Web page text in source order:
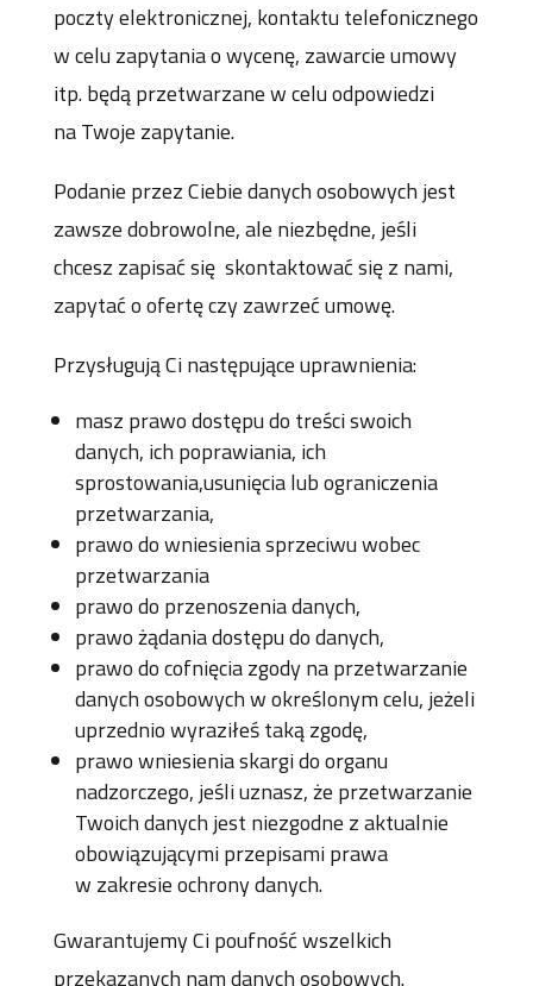
poczty elektronicznej, kontaktu telefonicznego
w celu zapytania o wycenę, zawarcie umowy
itp. będą przetwarzane w celu odpowiedzi
na Twoje zapytanie.
Podanie przez Ciebie danych osobowych jest
zawsze dobrowolne, ale niezbędne, jeśli
chcesz zapisać się skontaktować się z nami,
zapytać o ofertę czy zawrzeć umowę.
Przysługują Ci następujące uprawnienia:
masz prawo dostępu do treści swoich
danych, ich poprawiania, ich
sprostowania,usunięcia lub ograniczenia
przetwarzania,
prawo do wniesienia sprzeciwu wobec
przetwarzania
prawo do przenoszenia danych,
prawo żądania dostępu do danych,
prawo do cofnięcia zgody na przetwarzanie
danych osobowych w określonym celu, jeżeli
uprzednio wyraziłeś taką zgodę,
prawo wniesienia skargi do organu
nadzorczego, jeśli uznasz, że przetwarzanie
Twoich danych jest niezgodne z aktualnie
obowiązującymi przepisami prawa
w zakresie ochrony danych.
Gwarantujemy Ci poufność wszelkich
przekazanych nam danych osobowych.